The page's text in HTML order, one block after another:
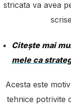
stricata va avea
Citește mai
mele ca
Acesta este
tehnice potrivite